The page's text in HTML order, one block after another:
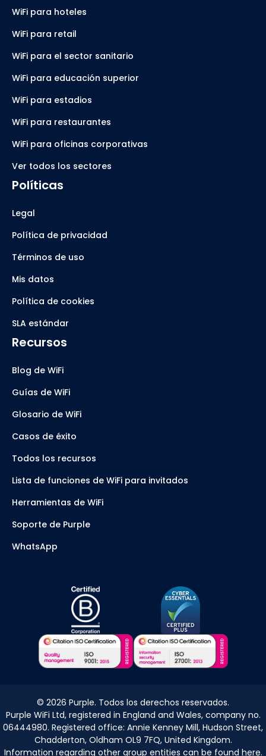
WiFi para hoteles
WiFi para retail
WiFi para el sector sanitario
WiFi para educación superior
WiFi para estadios
WiFi para restaurantes
WiFi para oficinas corporativas
Ver todos los sectores
Políticas
Legal
Política de privacidad
Términos de uso
Mis datos
Política de cookies
SLA estándar
Recursos
Blog de WiFi
Guías de WiFi
Glosario de WiFi
Casos de éxito
Todos los recursos
Lista de funciones de WiFi para invitados
Herramientas de WiFi
Soporte de Purple
WhatsApp
© 2026 Purple. Todos los derechos reservados.
Purple WiFi Ltd, registered in England and Wales, company no.
06444980. Registered office: Annie Kenney Mill, Hudson Street,
Chadderton, Oldham OL9 7FQ, United Kingdom.
Information regarding other group entities can be found here.